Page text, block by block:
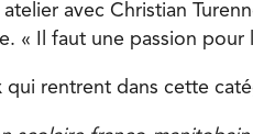
atelier avec Christian
« Il faut une passion
qui rentrent dans cette